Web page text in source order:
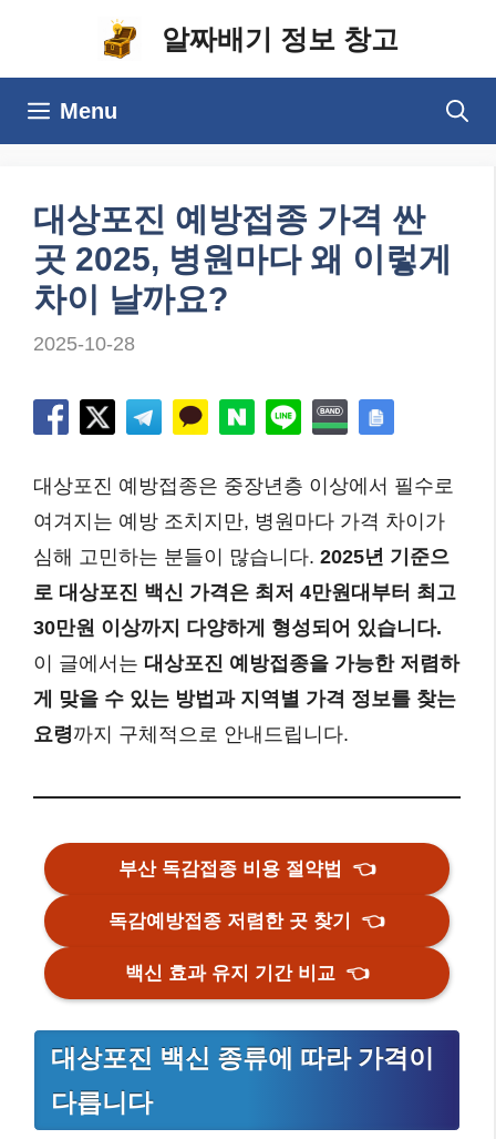
알짜배기 정보 창고
Menu
대상포진 예방접종 가격 싼
곳 2025, 병원마다 왜 이렇게
차이 날까요?
2025-10-28
대상포진 예방접종은 중장년층 이상에서 필수로
여겨지는 예방 조치지만, 병원마다 가격 차이가
심해 고민하는 분들이 많습니다. 2025년 기준으
로 대상포진 백신 가격은 최저 4만원대부터 최고
30만원 이상까지 다양하게 형성되어 있습니다.
이 글에서는 대상포진 예방접종을 가능한 저렴하
게 맞을 수 있는 방법과 지역별 가격 정보를 찾는
요령까지 구체적으로 안내드립니다.
부산 독감접종 비용 절약법👈
독감예방접종 저렴한 곳 찾기👈
백신 효과 유지 기간 비교👈
대상포진 백신 종류에 따라 가격이
다릅니다